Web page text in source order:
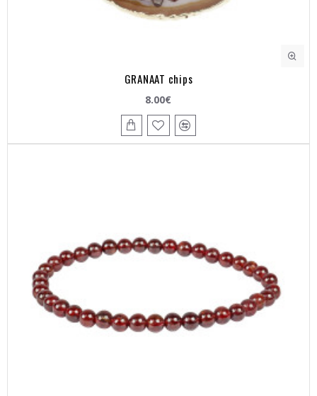
GRANAAT chips
8.00€